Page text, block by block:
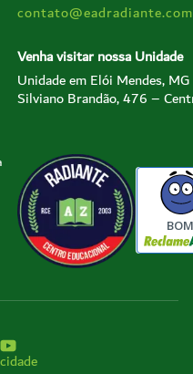
Venha visitar nossa Unidade
Unidade em Elói Mendes, MG
Silviano Brandão, 476 –